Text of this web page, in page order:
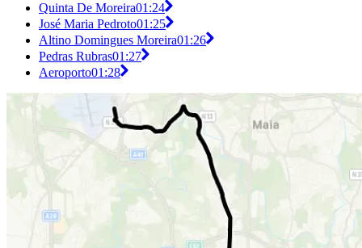
Quinta De Moreira01:24
José Maria Pedroto01:25
Altino Domingues Moreira01:26
Pedras Rubras01:27
Aeroporto01:28